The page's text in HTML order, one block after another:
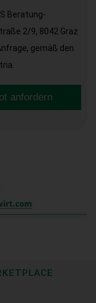
Beratung-
2/9, 8042 Graz
gemäß den
anfordern